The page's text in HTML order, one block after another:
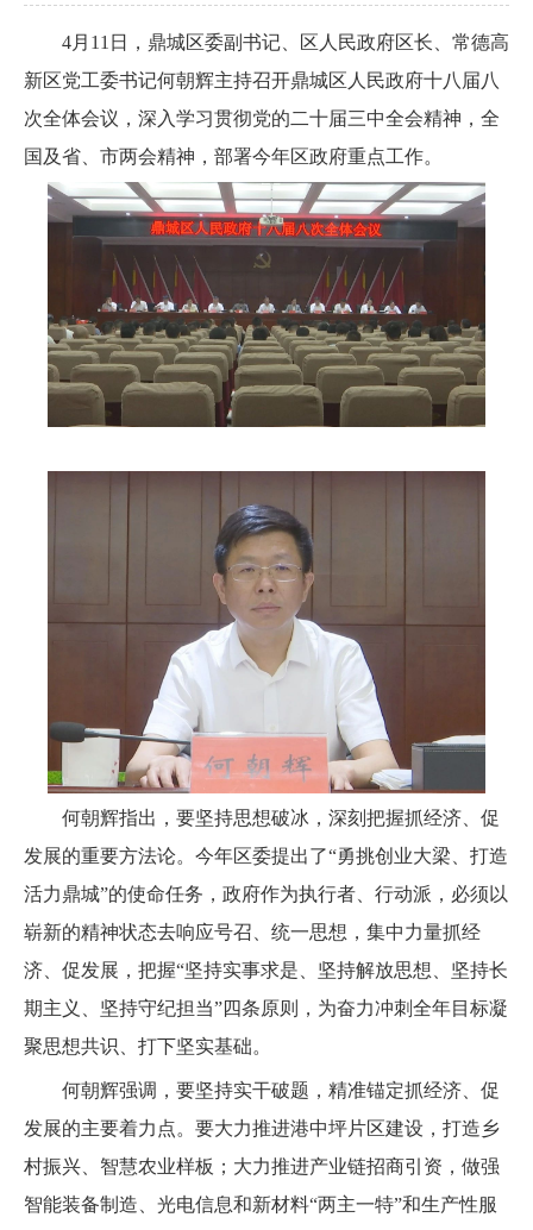
4月11日，鼎城区委副书记、区人民政府区长、常德高
新区党工委书记何朝辉主持召开鼎城区人民政府十八届八
次全体会议，深入学习贯彻党的二十届三中全会精神，全
国及省、市两会精神，部署今年区政府重点工作。
何朝辉指出，要坚持思想破冰，深刻把握抓经济、促
发展的重要方法论。今年区委提出了“勇挑创业大梁、打造
活力鼎城”的使命任务，政府作为执行者、行动派，必须以
崭新的精神状态去响应号召、统一思想，集中力量抓经
济、促发展，把握“坚持实事求是、坚持解放思想、坚持长
期主义、坚持守纪担当”四条原则，为奋力冲刺全年目标凝
聚思想共识、打下坚实基础。
何朝辉强调，要坚持实干破题，精准锚定抓经济、促
发展的主要着力点。要大力推进港中坪片区建设，打造乡
村振兴、智慧农业样板；大力推进产业链招商引资，做强
智能装备制造、光电信息和新材料“两主一特”和生产性服